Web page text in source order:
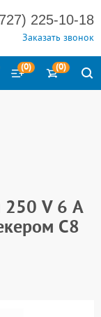
225-10-18
Заказать звонок
(0) (0)
250 V 6 А
C8